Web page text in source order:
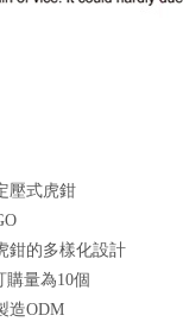
壓式虎鉗
鉗的多樣化設計
購量為10個
造ODM